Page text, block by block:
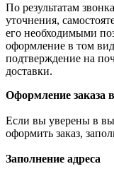
По результатам
уточнения,
его необходимыми
оформление в том
подтверждение на
доставки.
Оформление заказа
Если вы уверены в
оформить заказ,
Заполнение адреса